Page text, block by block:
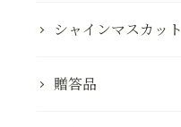
シャインマスカット
贈答品